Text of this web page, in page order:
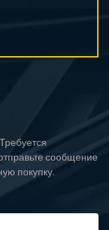
сообщение
покупку.